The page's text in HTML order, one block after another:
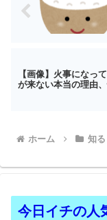
【画像】火事になっ
が来ない本当の理由
ホーム 知る
今日イチの人